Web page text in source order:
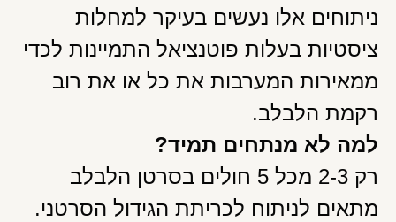
ניתוחים אלו נעשים בעיקר למחלות
ציסטיות בעלות פוטנציאל התמיינות לכדי
ממאירות המערבות את כל או את רוב
רקמת הלבלב.
למה לא מנתחים תמיד?
רק 2-3 מכל 5 חולים בסרטן הלבלב
מתאים לניתוח לכריתת הגידול הסרטני.